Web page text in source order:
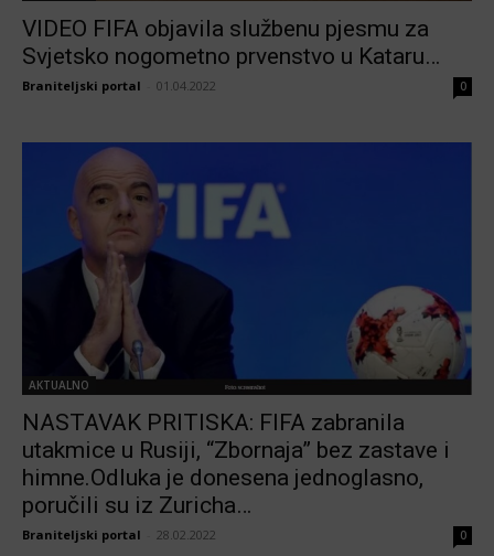
VIDEO FIFA objavila službenu pjesmu za
Svjetsko nogometno prvenstvo u Kataru…
Braniteljski portal 01.04.2022 0
AKTUALNO
NASTAVAK PRITISKA: FIFA zabranila
utakmice u Rusiji, “Zbornaja” bez zastave i
himne.Odluka je donesena jednoglasno,
poručili su iz Zuricha…
Braniteljski portal 28.02.2022 0